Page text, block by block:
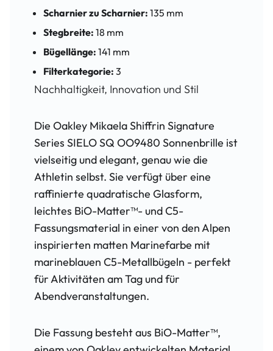
Scharnier zu Scharnier: 135 mm
Stegbreite: 18 mm
Bügellänge: 141 mm
Filterkategorie: 3
Nachhaltigkeit, Innovation und Stil
Die Oakley Mikaela Shiffrin Signature
Series SIELO SQ OO9480 Sonnenbrille ist
vielseitig und elegant, genau wie die
Athletin selbst. Sie verfügt über eine
raffinierte quadratische Glasform,
leichtes BiO-Matter™- und C5-
Fassungsmaterial in einer von den Alpen
inspirierten matten Marinefarbe mit
marineblauen C5-Metallbügeln - perfekt
für Aktivitäten am Tag und für
Abendveranstaltungen.
Die Fassung besteht aus BiO-Matter™,